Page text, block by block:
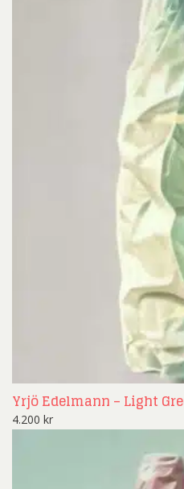
Yrjö Edelmann – Light
4.200 kr